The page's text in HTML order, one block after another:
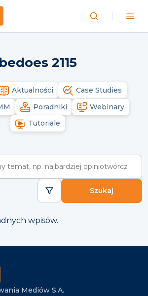
bedoes 2115
Aktualności
Case Studies
Poradniki
Webinary
Tutoriale
Szukaj
wpisów.
Mediów S.A.